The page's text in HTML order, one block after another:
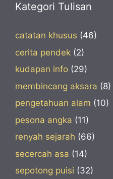
Kategori Tulisan
catatan khusus (46)
cerita pendek (2)
kudapan info (29)
membincang aksara (8)
pengetahuan alam (10)
pesona angka (11)
renyah sejarah (66)
secercah asa (14)
sepotong puisi (32)